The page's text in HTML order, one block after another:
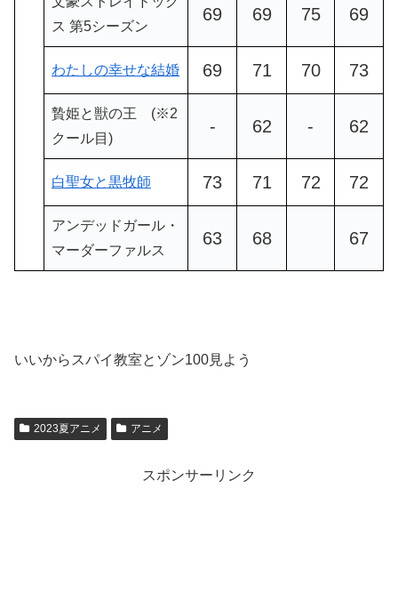
ス 第5シーズン
69 69 75 69
わたしの幸せな結婚 69 71 70 73
贄姫と獣の王 (※2
クール目)
- 62 - 62
白聖女と黒牧師 73 71 72 72
アンデッドガール・
マーダーファルス
63 68 67
いいからスパイ教室とゾン100見よう
2023夏アニメ アニメ
スポンサーリンク